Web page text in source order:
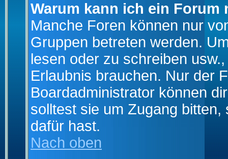
Warum kann ich ein Forum
Manche Foren können nur
Gruppen betreten werden.
lesen oder zu schreiben
Erlaubnis brauchen. Nur der
Boardadministrator können
solltest sie um Zugang
dafür hast.
Nach oben